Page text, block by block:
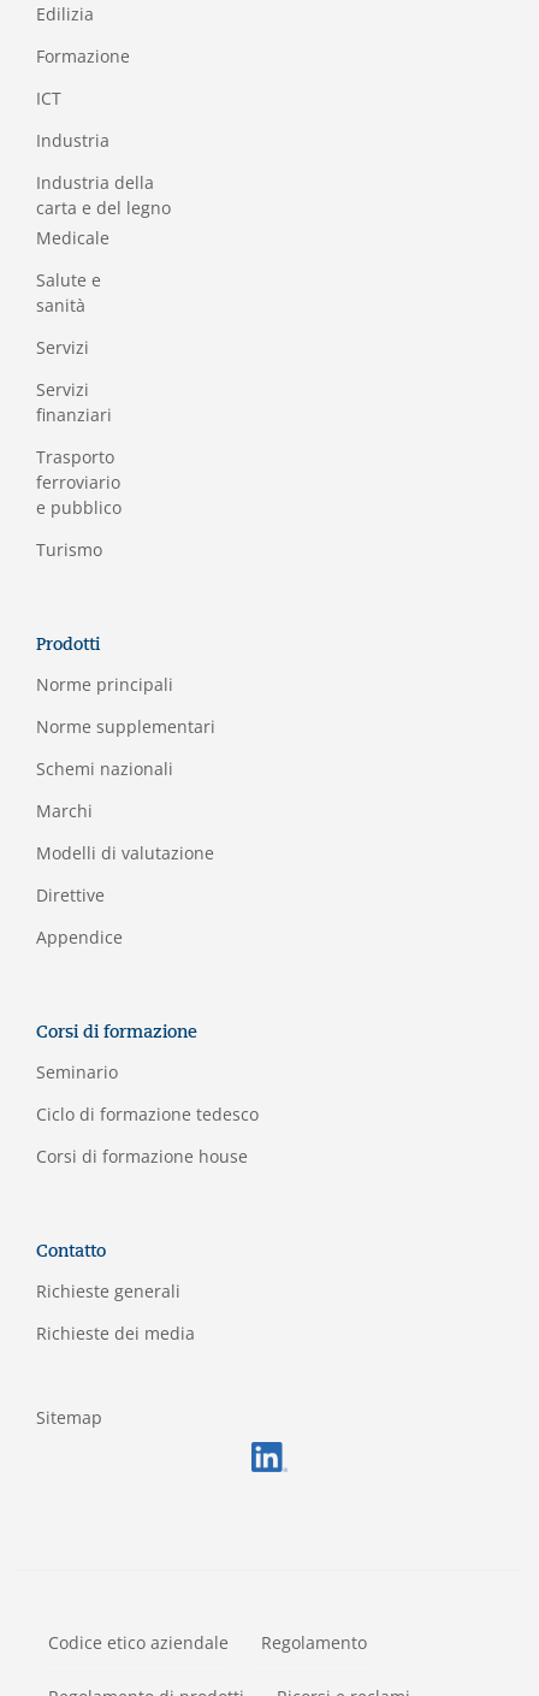
Edilizia
Formazione
ICT
Industria
Industria della
carta e del legno
Medicale
Salute e
sanità
Servizi
Servizi
finanziari
Trasporto
ferroviario
e pubblico
Turismo
Prodotti
Norme principali
Norme supplementari
Schemi nazionali
Marchi
Modelli di valutazione
Direttive
Appendice
Corsi di formazione
Seminario
Ciclo di formazione tedesco
Corsi di formazione house
Contatto
Richieste generali
Richieste dei media
Sitemap
Codice etico aziendale Regolamento